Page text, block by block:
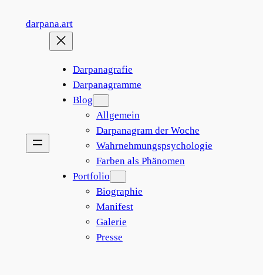
Inhaltdarpana.art
Darpanagrafie
Darpanagramme
Blog
Allgemein
Darpanagram der Woche
Wahrnehmungspsychologie
Farben als Phänomen
Portfolio
Biographie
Manifest
Galerie
Presse